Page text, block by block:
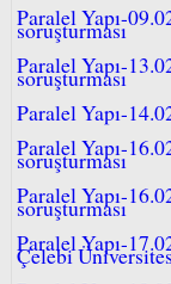
Paralel Yapı-
soruşturması
Paralel Yapı-
soruşturması
Paralel Yapı-
Paralel Yapı-
soruşturması
Paralel Yapı-
soruşturması
Paralel Yapı-
Çelebi